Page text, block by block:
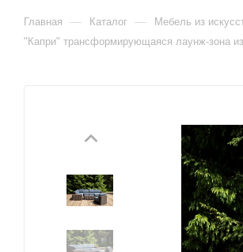
Главная — Каталог — Мебель из
"Капри" трансформирующаяся лаунж-зона из